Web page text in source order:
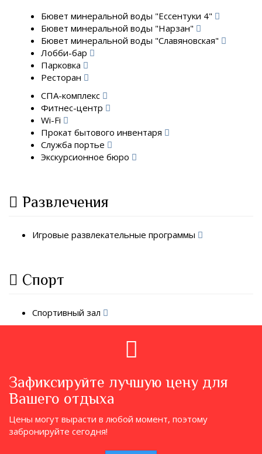
Бювет минеральной воды "Ессентуки 4"
Бювет минеральной воды "Нарзан"
Бювет минеральной воды "Славяновская"
Лобби-бар
Парковка
Ресторан
СПА-комплекс
Фитнес-центр
Wi-Fi
Прокат бытового инвентаря
Служба портье
Экскурсионное бюро
Развлечения
Игровые развлекательные программы
Спорт
Спортивный зал
Зафиксируйте лучшую цену для
Вашего отдыха
Цены могут вырасти в любой момент, поэтому
забронируйте сегодня!